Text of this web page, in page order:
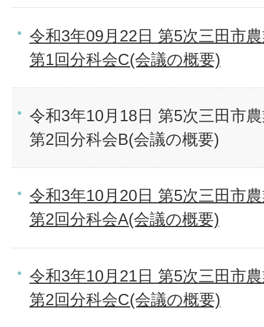
令和3年09月22日 第5次三田市
第1回分科会C(会議の概要)
令和3年10月18日 第5次三田市
第2回分科会B(会議の概要)
令和3年10月20日 第5次三田市
第2回分科会A(会議の概要)
令和3年10月21日 第5次三田市
第2回分科会C(会議の概要)